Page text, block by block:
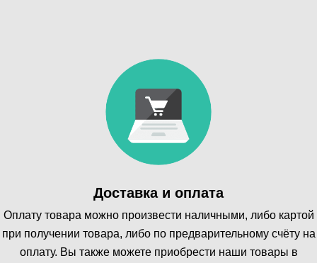
Доставка и оплата
Оплату товара можно произвести наличными, либо картой
при получении товара, либо по предварительному счёту на
оплату. Вы также можете приобрести наши товары в